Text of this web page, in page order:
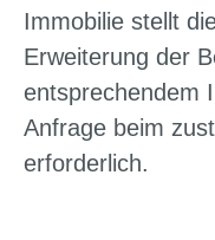
Immobilie stellt
Erweiterung der
entsprechendem
Anfrage beim
erforderlich.